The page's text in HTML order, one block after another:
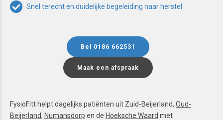
Snel terecht en duidelijke begeleiding naar herstel
Bel 0186 662531
Maak een afspraak
FysioFitt helpt dagelijks patiënten uit Zuid-Beijerland, Oud-
Beijerland, Numansdorp en de Hoeksche Waard met